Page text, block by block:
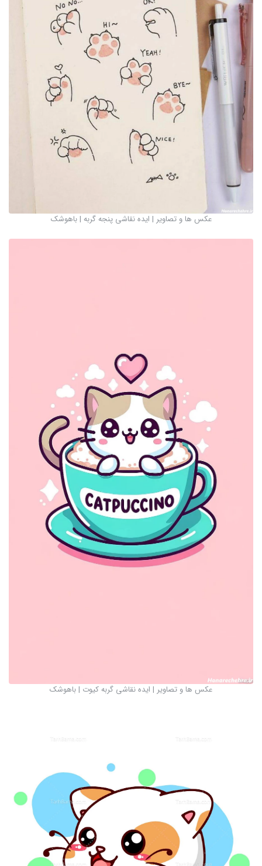
عکس ها و تصاویر | ایده نقاشی پنجه گربه | باهوشک
عکس ها و تصاویر | ایده نقاشی گربه کیوت | باهوشک